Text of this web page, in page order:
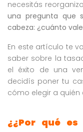
necesitás
una pregunta que
cabeza: ¿cuánto
En este artículo te
saber sobre la
el éxito de una
decidís poner tu
cómo elegir a quién
¿¿Por qué